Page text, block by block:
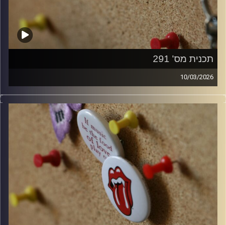
תכנית מס' 291
10/03/2026
קלאסיקות רוק עם אורן הוף.
włodi